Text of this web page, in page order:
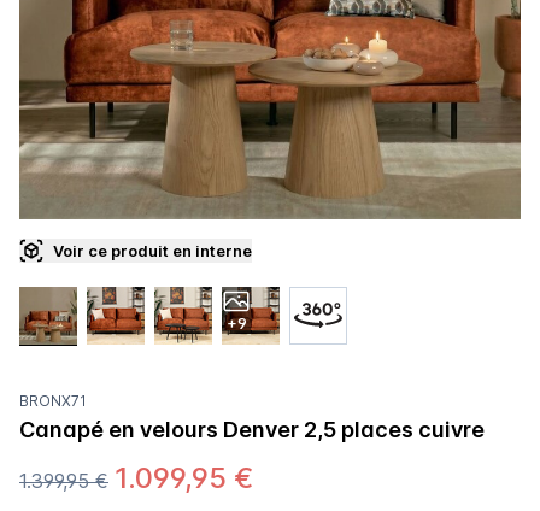
Voir ce produit en interne
+9
BRONX71
Canapé en velours Denver 2,5 places cuivre
1.399,95 € 1.099,95 €